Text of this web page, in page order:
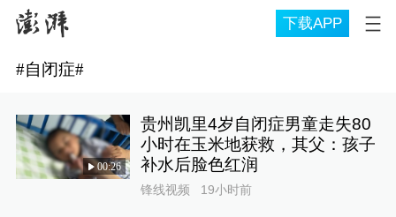
下载APP
#自闭症#
00:26
贵州凯里4岁自闭症男童走失80
小时在玉米地获救，其父：孩子
补水后脸色红润
锋线视频 19小时前